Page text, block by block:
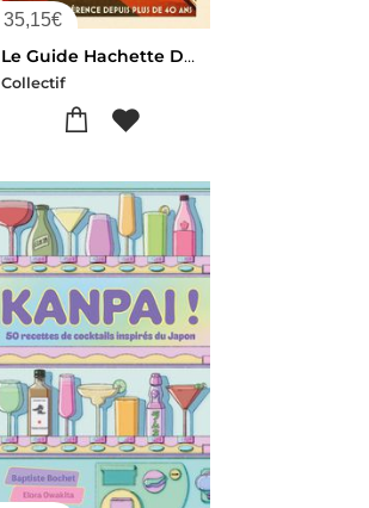
35,15€
Le Guide Hachette Des Vins (edition 2026)
Collectif